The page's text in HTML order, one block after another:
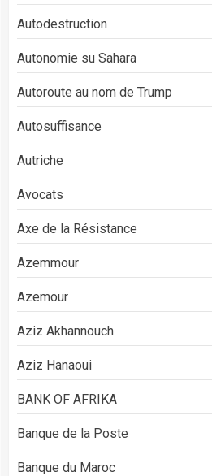
Autodestruction
Autonomie su Sahara
Autoroute au nom de Trump
Autosuffisance
Autriche
Avocats
Axe de la Résistance
Azemmour
Azemour
Aziz Akhannouch
Aziz Hanaoui
BANK OF AFRIKA
Banque de la Poste
Banque du Maroc